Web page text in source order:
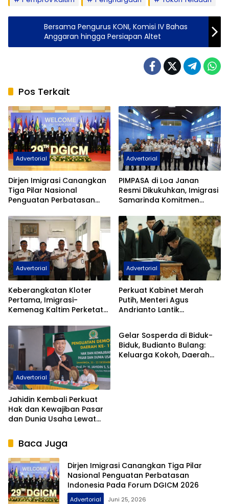
Bersama Pengurus KONI, Komisi IV Bahas
Anggaran hingga Persiapan Altet
Pos Terkait
Advertorial
Dirjen Imigrasi Canangkan
Tiga Pilar Nasional
Penguatan Perbatasan
DGICM 2026
Advertorial
PIMPASA di Loa Janan
Resmi Dikukuhkan, Imigrasi
Samarinda Komitmen
Keberangkatan Ilegal
Advertorial
Keberangkatan Kloter
Pertama, Imigrasi-
Kemenag Kaltim Perketat
Advertorial
Perkuat Kabinet Merah
Putih, Menteri Agus
Andrianto Lantik
Advertorial
Jahidin Kembali Perkuat
Hak dan Kewajiban Pasar
dan Dunia Usaha Lewat
Advertorial
Gelar Sosperda di Biduk-
Biduk, Budianto Bulang:
Keluarga Kokoh, Daerah
Baca Juga
Dirjen Imigrasi Canangkan Tiga Pilar
Nasional Penguatan Perbatasan
Indonesia Pada Forum DGICM 2026
Advertorial Juni 25, 2026